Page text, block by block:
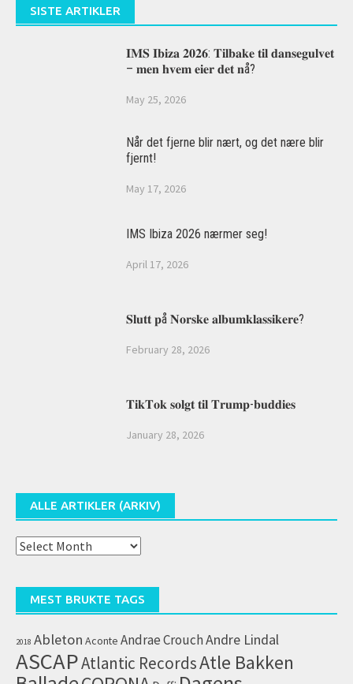
SISTE ARTIKLER
𝐈𝐌𝐒 𝐈𝐛𝐢𝐳𝐚 𝟐𝟎𝟐𝟔: 𝐓𝐢𝐥𝐛𝐚𝐤𝐞 𝐭𝐢𝐥 𝐝𝐚𝐧𝐬𝐞𝐠𝐮𝐥𝐯𝐞𝐭
– 𝐦𝐞𝐧 𝐡𝐯𝐞𝐦 𝐞𝐢𝐞𝐫 𝐝𝐞𝐭 𝐧å?
May 25, 2026
Når det fjerne blir nært, og det nære blir
fjernt!
May 17, 2026
IMS Ibiza 2026 nærmer seg!
April 17, 2026
𝐒𝐥𝐮𝐭𝐭 𝐩å 𝐍𝐨𝐫𝐬𝐤𝐞 𝐚𝐥𝐛𝐮𝐦𝐤𝐥𝐚𝐬𝐬𝐢𝐤𝐞𝐫𝐞?
February 28, 2026
𝐓𝐢𝐤𝐓𝐨𝐤 𝐬𝐨𝐥𝐠𝐭 𝐭𝐢𝐥 𝐓𝐫𝐮𝐦𝐩-𝐛𝐮𝐝𝐝𝐢𝐞𝐬
January 28, 2026
ALLE ARTIKLER (ARKIV)
Alle
MEST BRUKTE TAGS
2018 Ableton Aconte Andrae CrouchAndre Lindal
ASCAPAtlantic RecordsAtle Bakken